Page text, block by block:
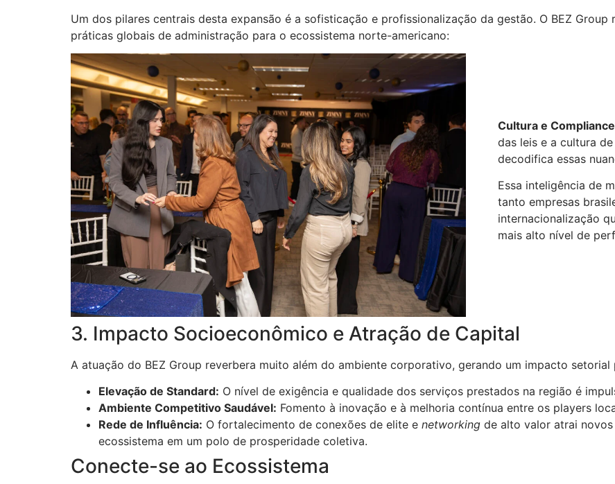
Um dos pilares centrais desta expansão é a sofisticação e profissionalização da gestão. O BEZ
práticas globais de administração para o ecossistema norte-americano:
Cultura e
das leis e a cultura
decodifica essas
Essa inteligência de
tanto empresas
internacionalização
mais alto nível de
3. Impacto Socioeconômico e Atração de Capital
A atuação do BEZ Group reverbera muito além do ambiente corporativo, gerando um impacto
Elevação de Standard: O nível de exigência e qualidade dos serviços prestados na região é
Ambiente Competitivo Saudável: Fomento à inovação e à melhoria contínua entre os players
Rede de Influência: O fortalecimento de conexões de elite e networking de alto valor atrai
ecossistema em um polo de prosperidade coletiva.
Conecte-se ao Ecossistema